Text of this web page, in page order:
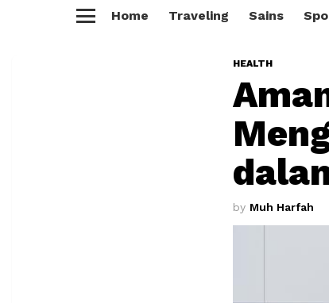
Home Traveling Sains
HEALTH
by Muh Harfah